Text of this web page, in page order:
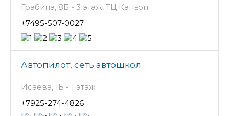
Грабина, 8Б - 3 этаж, ТЦ Каньон
+7495-507-0027
Автопилот, сеть автошкол
Исаева, 1Б - 1 этаж
+7925-274-4826